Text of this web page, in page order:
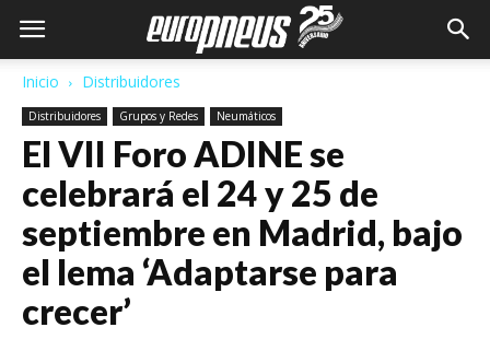
Inicio Distribuidores
Distribuidores Grupos y Redes Neumáticos
El VII Foro ADINE se
celebrará el 24 y 25 de
septiembre en Madrid, bajo
el lema ‘Adaptarse para
crecer’